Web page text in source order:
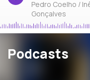
Pedro Coelho /
Gonçalves
Podcasts